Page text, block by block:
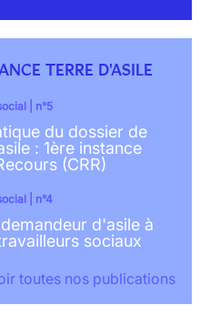
TERRE D'ASILE
| n°5
du dossier de
: 1ère instance
(CRR)
| n°4
d'asile à
sociaux
toutes nos publications